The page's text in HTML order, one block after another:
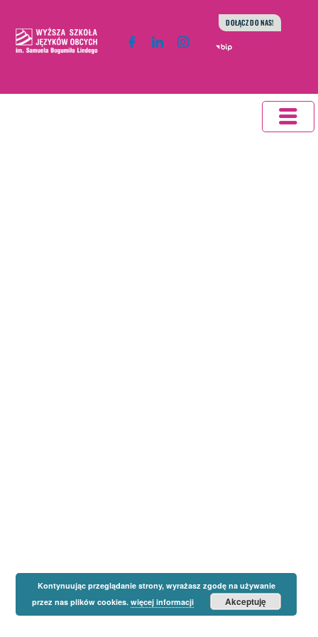
DOŁĄCZ DO NAS!
Kontynuując przeglądanie strony, wyrażasz zgodę na używanie
przez nas plików cookies. więcej informacji Akceptuję